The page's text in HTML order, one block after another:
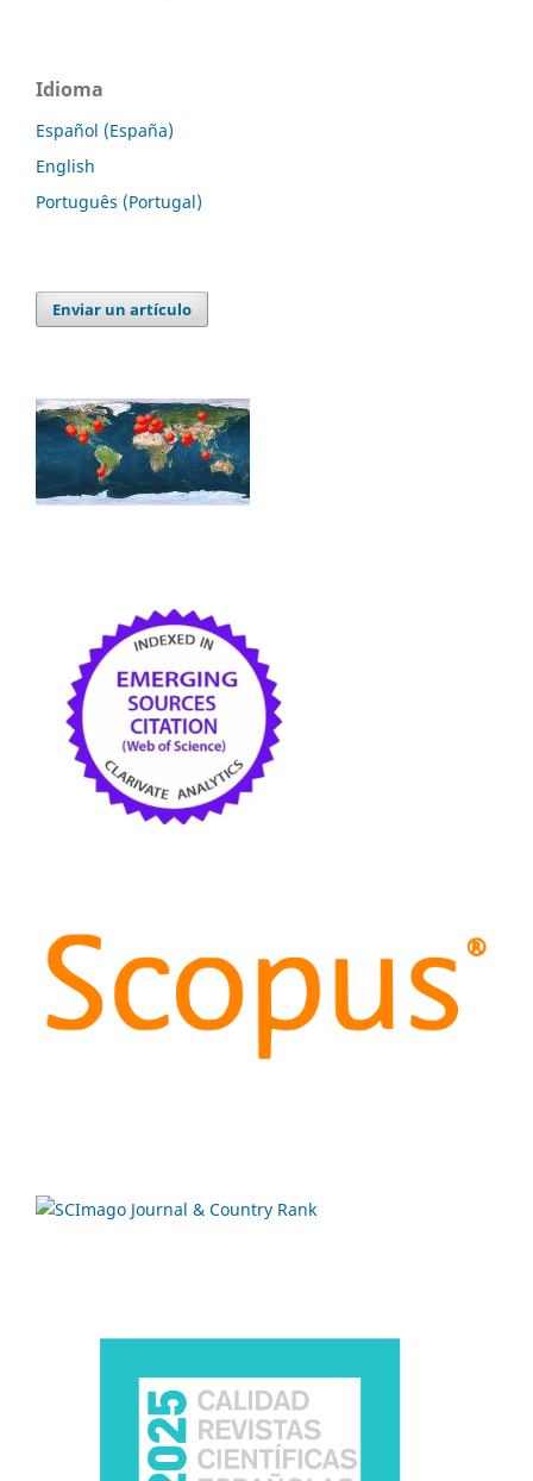
Idioma
Español (España)
English
Português (Portugal)
Enviar un artículo